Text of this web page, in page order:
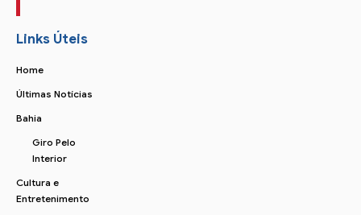
Links Úteis
Home
Últimas Notícias
Bahia
Giro Pelo
Interior
Cultura e
Entretenimento